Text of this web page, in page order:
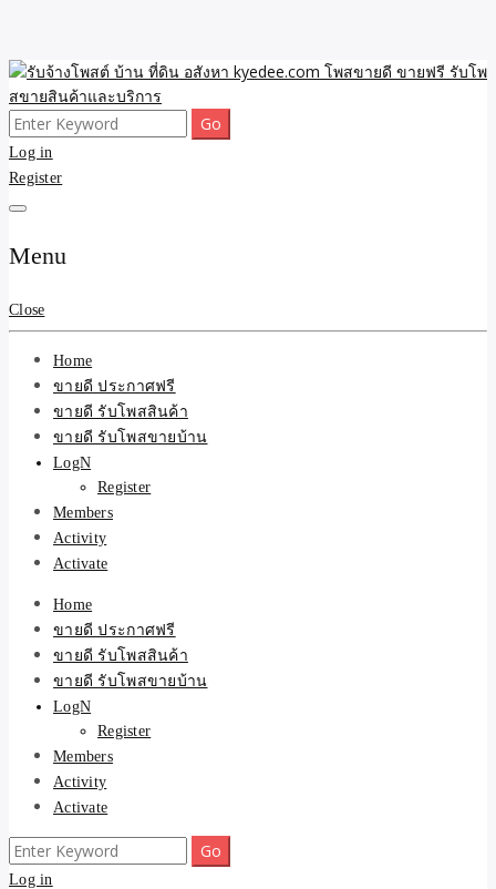
Skip
to
content
รับจ้างโพสต์ บ้าน ที่ดิน
อสังหา kyedee.com โพส
ขายดี ขายฟรี รับโพสขาย
สินค้าและบริการ
ขายดี โพสประกาศขายสินค้าฟรี บ้าน ที่ดิน อสังหา รับโพสต์ประกาศขาย
ของ รับรองผล ดีที่สุดถูกที่สุด ติดหน้าแรกกูเกืล
Search
for:
Log in
Register
Menu
Close
Home
ขายดี ประกาศฟรี
ขายดี รับโพสสินค้า
ขายดี รับโพสขายบ้าน
LogN
Register
Members
Activity
Activate
Home
ขายดี ประกาศฟรี
ขายดี รับโพสสินค้า
ขายดี รับโพสขายบ้าน
LogN
Register
Members
Activity
Activate
Search
for:
Log in